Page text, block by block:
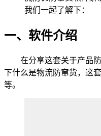
我们一起了解下：
一、软件介绍
在分享这套关于产品防
下什么是物流防窜货，这
等。